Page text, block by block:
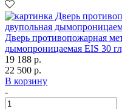
Дверь противопожарная
дымопроницаемая EIS 30
19 188 р.
22 500 р.
В корзину
-